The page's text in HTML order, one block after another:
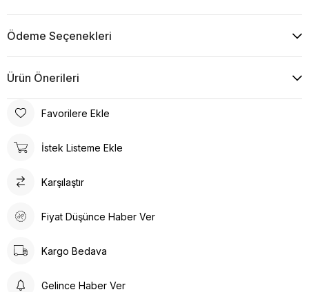
Ödeme Seçenekleri
Ürün Önerileri
Favorilere Ekle
İstek Listeme Ekle
Karşılaştır
Fiyat Düşünce Haber Ver
Kargo Bedava
Gelince Haber Ver